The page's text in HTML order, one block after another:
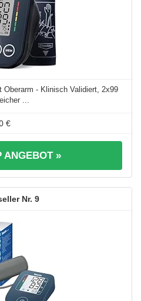
- Klinisch Validiert, 2x99
...
€
ANGEBOT »
9